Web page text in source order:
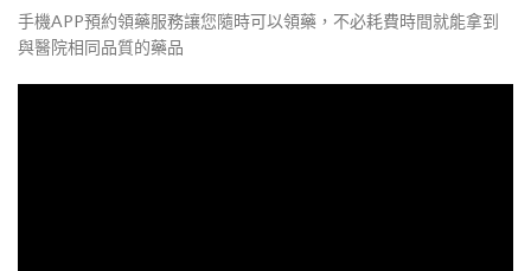
手機APP預約領藥服務讓您隨時可以領藥，不必耗費時間就能拿到
與醫院相同品質的藥品